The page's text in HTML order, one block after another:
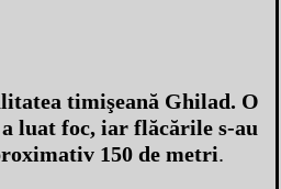
timişeană Ghilad. O
luat foc, iar flăcările s-au
150 de metri.